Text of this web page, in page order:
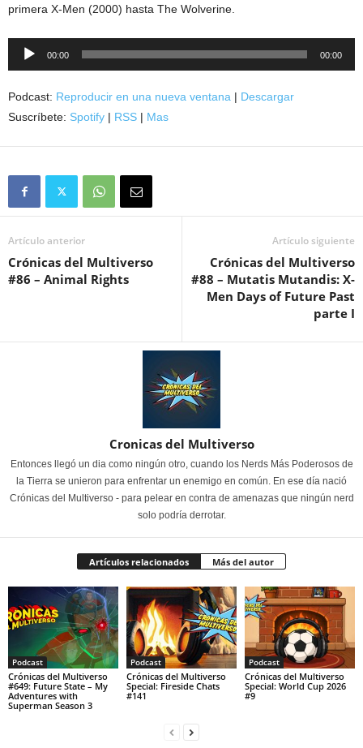
primera X-Men (2000) hasta The Wolverine.
Reproductor
00:00 00:00
Podcast: Reproducir en una nueva ventana | Descargar
Suscríbete: Spotify | RSS | Mas
Artículo anterior
Crónicas del Multiverso
#86 – Animal Rights
Artículo siguiente
Crónicas del Multiverso
#88 – Mutatis Mutandis: X-
Men Days of Future Past
parte I
Cronicas del Multiverso
Entonces llegó un dia como ningún otro, cuando los Nerds Más Poderosos de
la Tierra se unieron para enfrentar un enemigo en común. En ese día nació
Crónicas del Multiverso - para pelear en contra de amenazas que ningún nerd
solo podría derrotar.
Artículos relacionados Más del autor
Podcast
Crónicas del Multiverso
#649: Future State – My
Adventures with
Superman Season 3
Podcast
Crónicas del Multiverso
Special: Fireside Chats
#141
Podcast
Crónicas del Multiverso
Special: World Cup 2026
#9